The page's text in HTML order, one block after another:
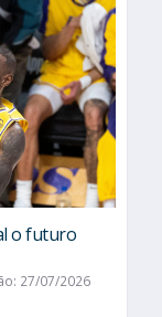
o futuro
27/07/2026